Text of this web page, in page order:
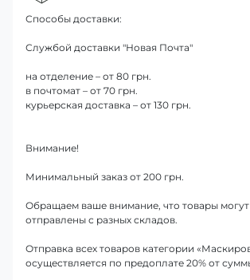
Способы доставки:
Службой доставки "Новая Почта"
на отделение – от 80 грн.
в почтомат – от 70 грн.
курьерская доставка – от 130 грн.
Внимание!
Минимальный заказ от 200 грн.
Обращаем ваше внимание, что товары
отправлены с разных складов.
Отправка всех товаров категории
осуществляется по предоплате 20% от